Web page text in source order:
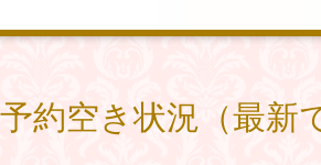
予約空き状況（最新